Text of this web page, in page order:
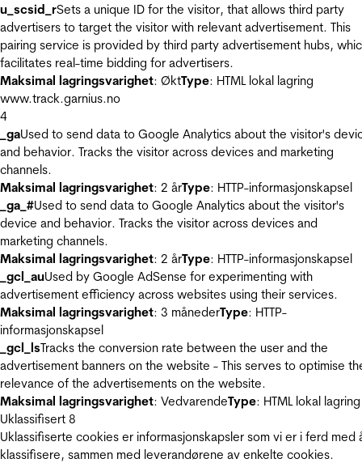
u_scsid_rSets a unique ID for the visitor, that allows third party
advertisers to target the visitor with relevant advertisement. This
pairing service is provided by third party advertisement hubs,
facilitates real-time bidding for advertisers.
Maksimal lagringsvarighet: ØktType: HTML lokal lagring
www.track.garnius.no
4
_gaUsed to send data to Google Analytics about the visitor's
and behavior. Tracks the visitor across devices and marketing
channels.
Maksimal lagringsvarighet: 2 årType: HTTP-informasjonskapsel
_ga_#Used to send data to Google Analytics about the visitor's
device and behavior. Tracks the visitor across devices and
marketing channels.
Maksimal lagringsvarighet: 2 årType: HTTP-informasjonskapsel
_gcl_auUsed by Google AdSense for experimenting with
advertisement efficiency across websites using their services.
Maksimal lagringsvarighet: 3 månederType: HTTP-
informasjonskapsel
_gcl_lsTracks the conversion rate between the user and the
advertisement banners on the website - This serves to optimise
relevance of the advertisements on the website.
Maksimal lagringsvarighet: VedvarendeType: HTML lokal lagring
Uklassifisert 8
Uklassifiserte cookies er informasjonskapsler som vi er i ferd med
klassifisere, sammen med leverandørene av enkelte cookies.